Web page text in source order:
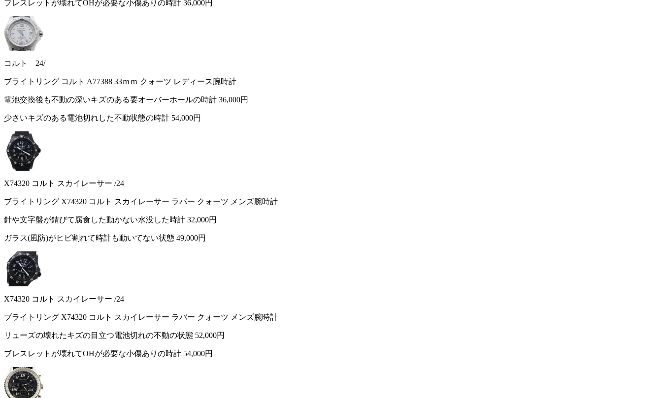
ブレスレットが壊れてOHが必要な小傷ありの時計 36,000円
コルト 24/
ブライトリング コルト A77388 33ｍｍ クォーツ レディース腕時計
電池交換後も不動の深いキズのある要オーバーホールの時計 36,000円
少さいキズのある電池切れした不動状態の時計 54,000円
X74320 コルト スカイレーサー /24
ブライトリング X74320 コルト スカイレーサー ラバー クォーツ メンズ腕時計
針や文字盤が錆びて腐食した動かない水没した時計 32,000円
ガラス(風防)がヒビ割れて時計も動いてない状態 49,000円
X74320 コルト スカイレーサー /24
ブライトリング X74320 コルト スカイレーサー ラバー クォーツ メンズ腕時計
リューズの壊れたキズの目立つ電池切れの不動の状態 52,000円
ブレスレットが壊れてOHが必要な小傷ありの時計 54,000円